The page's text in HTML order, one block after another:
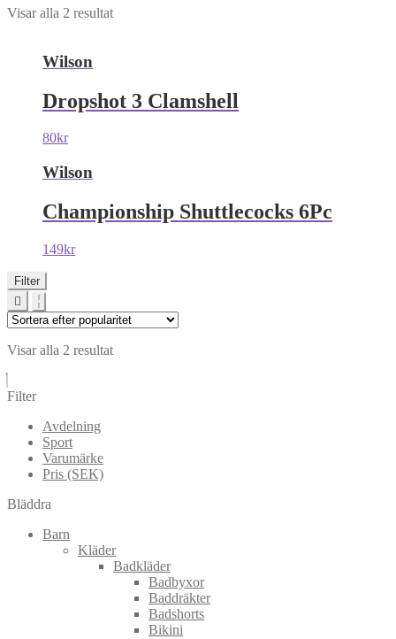
Visar alla 2 resultat
Wilson
Dropshot 3 Clamshell
80kr
Wilson
Championship Shuttlecocks 6Pc
149kr
Filter
Visar alla 2 resultat
Filter
Avdelning
Sport
Varumärke
Pris (SEK)
Bläddra
Barn
Kläder
Badkläder
Badbyxor
Baddräkter
Badshorts
Bikini